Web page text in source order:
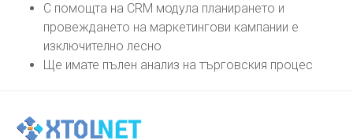
С помощта на CRM модула планирането и
провеждането на маркетингови кампании е
изключително лесно
Ще имате пълен анализ на търговския процес